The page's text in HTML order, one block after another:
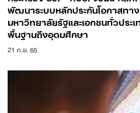
พัฒนาระบบหลักประกันโอกาสทา
มหาวิทยาลัยรัฐและเอกชนทั่วประ
พื้นฐานถึงอุดมศึกษา
21 ก.ย. 65